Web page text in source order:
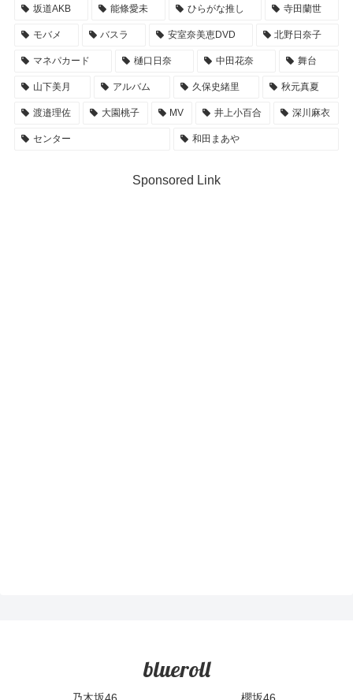
坂道AKB 能條愛未 ひらがな推し 寺田蘭世
モバメ バスラ 安室奈美恵DVD 北野日奈子
マネパカード 樋口日奈 中田花奈 舞台
山下美月 アルバム 久保史緒里 秋元真夏
渡邉理佐 大園桃子 MV 井上小百合 深川麻衣
センター 和田まあや
Sponsored Link
blueroll
乃木坂46 櫻坂46